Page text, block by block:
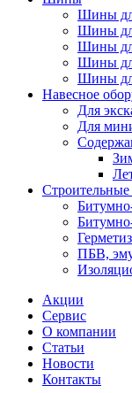
Шины
Шины
Шины
Шины
Шины
Навесное
Для
Для
ПБВ,
Акции
Сервис
О компании
Статьи
Новости
Контакты